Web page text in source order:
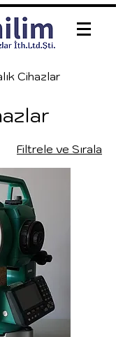
Cihazlar
Filtrele ve Sırala